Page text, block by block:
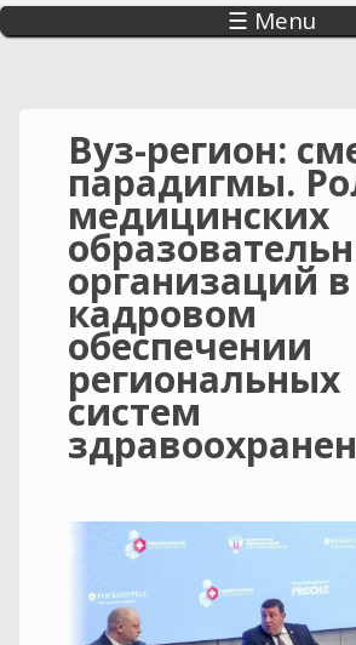
☰ Menu
Вуз-регион:
парадигмы.
медицинских
организаций в
кадровом
обеспечении
региональных
систем